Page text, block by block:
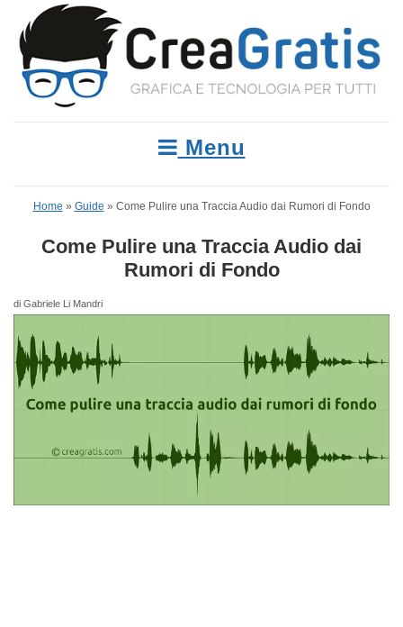
Menu
Home » Guide » Come Pulire una Traccia Audio dai Rumori di Fondo
Come Pulire una Traccia Audio dai
Rumori di Fondo
di Gabriele Li Mandri